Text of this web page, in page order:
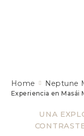
UNA
Home Neptune
Experiencia en Masái